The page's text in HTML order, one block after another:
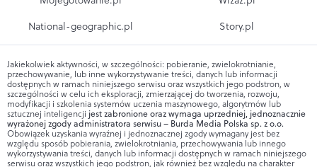
National-geographic.pl
Story.pl
Jakiekolwiek aktywności, w szczególności: pobieranie, zwielokrotnianie,
przechowywanie, lub inne wykorzystywanie treści, danych lub informacji
dostępnych w ramach niniejszego serwisu oraz wszystkich jego podstron, w
szczególności w celu ich eksploracji, zmierzającej do tworzenia, rozwoju,
modyfikacji i szkolenia systemów uczenia maszynowego, algorytmów lub
sztucznej inteligencji jest zabronione oraz wymaga uprzedniej, jednoznacznie
wyrażonej zgody administratora serwisu – Burda Media Polska sp. z o.o.
Obowiązek uzyskania wyraźnej i jednoznacznej zgody wymagany jest bez
względu sposób pobierania, zwielokrotniania, przechowywania lub innego
wykorzystywania treści, danych lub informacji dostępnych w ramach niniejszego
serwisu oraz wszystkich jego podstron, jak również bez względu na charakter